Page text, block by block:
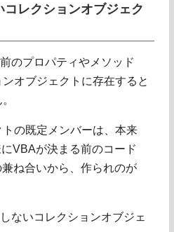
コレクションオブジェク
のプロパティやメソッド
オブジェクトに存在すると
の既定メンバーは、本来
VBAが決まる前のコード
ね合いから、作られのが
ないコレクションオブジェ